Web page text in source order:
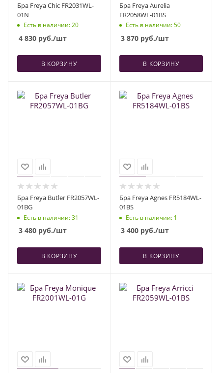
Бра Freya Chic FR2031WL-
01N
Есть в наличии: 20
4 830 руб./шт
В КОРЗИНУ
Бра Freya Aurelia
FR2058WL-01BS
Есть в наличии: 50
3 870руб./шт
В КОРЗИНУ
Бра Freya Butler FR2057WL-
01BG
Есть в наличии: 31
3 480 руб./шт
В КОРЗИНУ
Бра Freya Agnes FR5184WL-
01BS
Есть в наличии: 1
3 400руб./шт
В КОРЗИНУ